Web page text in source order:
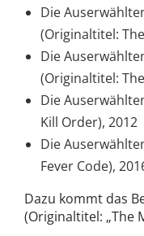
Die
(Originaltitel:
Die
(Originaltitel:
Die
Kill Order), 2012
Die
Fever Code),
Dazu kommt das
(Originaltitel: „The